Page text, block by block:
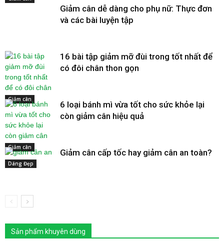
Giảm cân dễ dàng cho phụ nữ: Thực đơn
và các bài luyện tập
Giảm cân
16 bài tập giảm mỡ đùi trong tốt nhất để
có đôi chân thon gọn
Giảm cân
6 loại bánh mì vừa tốt cho sức khỏe lại
còn giảm cân hiệu quả
Dáng Đẹp
Giảm cân cấp tốc hay giảm cân an toàn?
Sản phẩm khuyên dùng